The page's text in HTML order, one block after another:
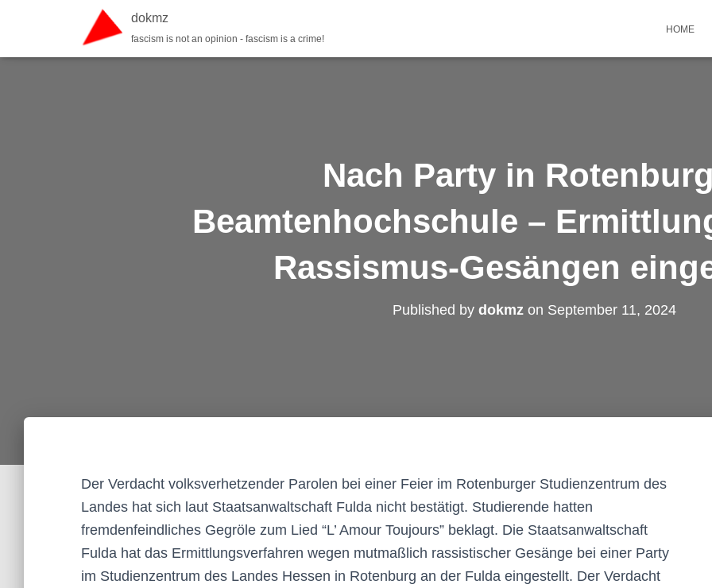
dokmz
fascism is not an opinion - fascism is a crime!
HOME
Nach Party in
Beamtenhochschule –
Rassismus-Gesängen
Published by dokmzon September 11, 2024
Der Verdacht volksverhetzender Parolen bei einer Feier im Rotenburger Studienzentrum des
Landes hat sich laut Staatsanwaltschaft Fulda nicht bestätigt. Studierende hatten
fremdenfeindliches Gegröle zum Lied “L’ Amour Toujours” beklagt. Die Staatsanwaltschaft
Fulda hat das Ermittlungsverfahren wegen mutmaßlich rassistischer Gesänge bei einer Party
im Studienzentrum des Landes Hessen in Rotenburg an der Fulda eingestellt. Der Verdacht